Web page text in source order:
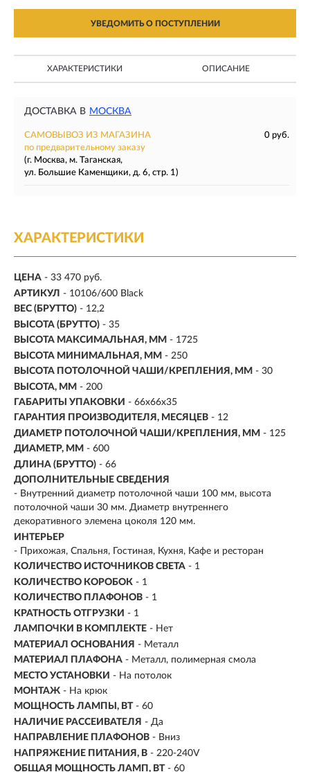
УВЕДОМИТЬ О ПОСТУПЛЕНИИ
ХАРАКТЕРИСТИКИ ОПИСАНИЕ
ДОСТАВКА В МОСКВА
САМОВЫВОЗ ИЗ МАГАЗИНА
0 руб.
по предварительному заказу
(г. Москва, м. Таганская,
ул. Большие Каменщики, д. 6, стр. 1)
ХАРАКТЕРИСТИКИ
ЦЕНА - 33 470 руб.
АРТИКУЛ - 10106/600 Black
ВЕС (БРУТТО) - 12,2
ВЫСОТА (БРУТТО) - 35
ВЫСОТА МАКСИМАЛЬНАЯ, ММ - 1725
ВЫСОТА МИНИМАЛЬНАЯ, ММ - 250
ВЫСОТА ПОТОЛОЧНОЙ ЧАШИ/КРЕПЛЕНИЯ, ММ - 30
ВЫСОТА, ММ - 200
ГАБАРИТЫ УПАКОВКИ - 66x66x35
ГАРАНТИЯ ПРОИЗВОДИТЕЛЯ, МЕСЯЦЕВ - 12
ДИАМЕТР ПОТОЛОЧНОЙ ЧАШИ/КРЕПЛЕНИЯ, ММ - 125
ДИАМЕТР, ММ - 600
ДЛИНА (БРУТТО) - 66
ДОПОЛНИТЕЛЬНЫЕ СВЕДЕНИЯ
- Внутренний диаметр потолочной чаши 100 мм, высота
потолочной чаши 30 мм. Диаметр внутреннего
декоративного элемена цоколя 120 мм.
ИНТЕРЬЕР
- Прихожая, Спальня, Гостиная, Кухня, Кафе и ресторан
КОЛИЧЕСТВО ИСТОЧНИКОВ СВЕТА - 1
КОЛИЧЕСТВО КОРОБОК - 1
КОЛИЧЕСТВО ПЛАФОНОВ - 1
КРАТНОСТЬ ОТГРУЗКИ - 1
ЛАМПОЧКИ В КОМПЛЕКТЕ - Нет
МАТЕРИАЛ ОСНОВАНИЯ - Металл
МАТЕРИАЛ ПЛАФОНА - Металл, полимерная смола
МЕСТО УСТАНОВКИ - На потолок
МОНТАЖ - На крюк
МОЩНОСТЬ ЛАМПЫ, ВТ - 60
НАЛИЧИЕ РАССЕИВАТЕЛЯ - Да
НАПРАВЛЕНИЕ ПЛАФОНОВ - Вниз
НАПРЯЖЕНИЕ ПИТАНИЯ, В - 220-240V
ОБЩАЯ МОЩНОСТЬ ЛАМП, ВТ - 60